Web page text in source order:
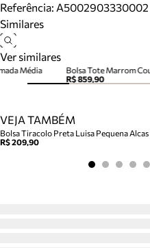
Referência: A5002903330002
Similares
Ver similares
Bolsa Tote Marrom
R$ 859,90
Média
VEJA TAMBÉM
Bolsa Tiracolo Preta Luisa Pequena Alcas
R$ 209,90